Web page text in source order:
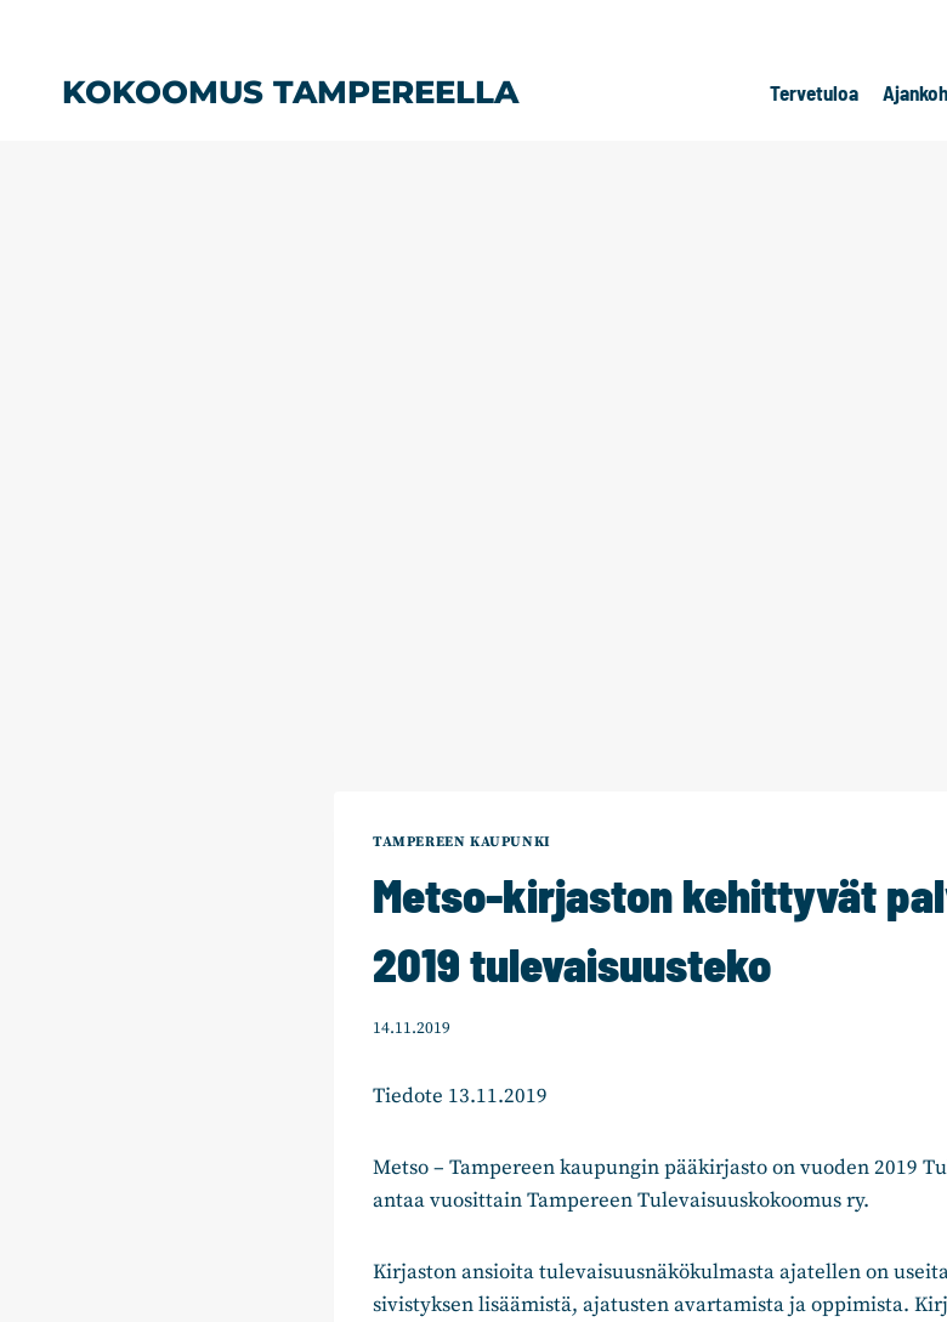
KOKOOMUS TAMPEREELLA Tervetuloa
TAMPEREEN KAUPUNKI
Metso-kirjaston kehittyvät
2019 tulevaisuusteko
14.11.2019
Tiedote 13.11.2019
Metso – Tampereen kaupungin pääkirjasto on vuoden 2019
antaa vuosittain Tampereen Tulevaisuuskokoomus ry.
Kirjaston ansioita tulevaisuusnäkökulmasta ajatellen on
sivistyksen lisäämistä, ajatusten avartamista ja oppimista.